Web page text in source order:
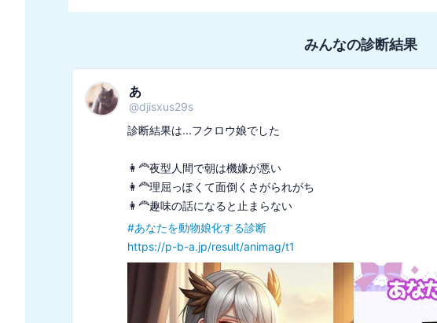
みんなの診断結果
あ
@djisxus29s
診断結果は...フクロウ娘でした
👩‍🦰夜型人間で朝は機嫌が悪い
👩‍🦰理屈っぽくて面倒くさがられがち
👩‍🦰趣味の話になると止まらない
#あなたを動物娘化する診断
https://p-b-a.jp/result/animag/t1